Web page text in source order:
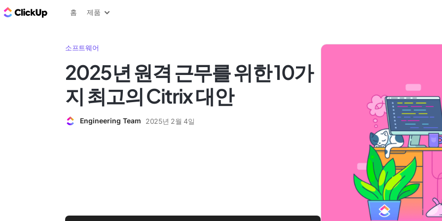
ClickUp 블로그
홈 제품
소프트웨어
2025년 원격 근무를 위한 10가
지 최고의 Citrix 대안
Engineering Team 2025년 2월 4일